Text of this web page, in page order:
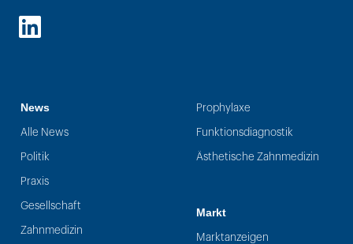
LinkedIn
News
Alle News
Politik
Praxis
Gesellschaft
Zahnmedizin
Prophylaxe
Funktionsdiagnostik
Ästhetische Zahnmedizin
Markt
Marktanzeigen